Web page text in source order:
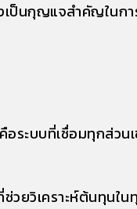
เป็นกุญแจสำคัญในกา
ระบบที่เชื่อมทุกส่วน
วิเคราะห์ต้นทุนใน